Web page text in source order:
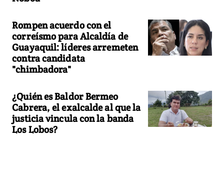
Rompen acuerdo con el
correísmo para Alcaldía de
Guayaquil: líderes arremeten
contra candidata
"chimbadora"
¿Quién es Baldor Bermeo
Cabrera, el exalcalde al que la
justicia vincula con la banda
Los Lobos?